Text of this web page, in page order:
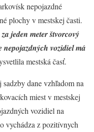
nepojazdné
plochy v mestskej časti.
jeden meter štvorcový
nepojazdných vozidiel má
mestská časť.
sadzby dane vzhľadom na
miest v mestskej
vozidiel na
vychádza z pozitívnych